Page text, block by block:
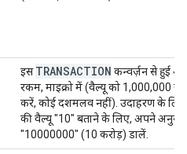
इसTRANSACTION कन्वर्ज़न से हुई
रकम, माइक्रो में (वैल्यू को 1,000,000 से
करें, कोई दशमलव नहीं). उदाहरण के
की वैल्यू "10" बताने के लिए, अपने
"10000000" (10 करोड़) डालें.